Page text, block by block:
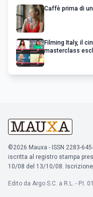
Caffè prima di
Filming Italy, il
masterclass
©2026 Mauxa - ISSN 2283-
iscritta al registro stampa
10/08 del 13/10/08. Iscrizione
Edito da Argo S.C. a R.L. - P.I.